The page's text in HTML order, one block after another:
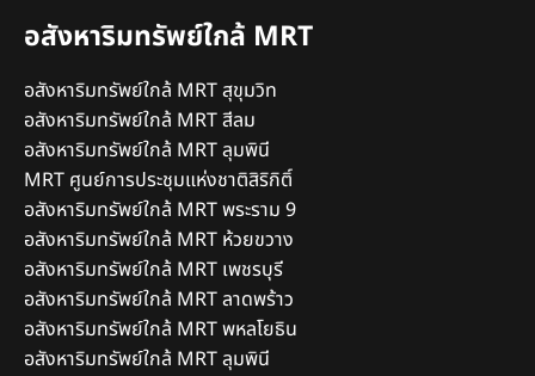
อสังหาริมทรัพย์ใกล้ MRT
อสังหาริมทรัพย์ใกล้ MRT สุขุมวิท
อสังหาริมทรัพย์ใกล้ MRT สีลม
อสังหาริมทรัพย์ใกล้ MRT ลุมพินี
MRT ศูนย์การประชุมแห่งชาติสิริกิติ์
อสังหาริมทรัพย์ใกล้ MRT พระราม 9
อสังหาริมทรัพย์ใกล้ MRT ห้วยขวาง
อสังหาริมทรัพย์ใกล้ MRT เพชรบุรี
อสังหาริมทรัพย์ใกล้ MRT ลาดพร้าว
อสังหาริมทรัพย์ใกล้ MRT พหลโยธิน
อสังหาริมทรัพย์ใกล้ MRT ลุมพินี